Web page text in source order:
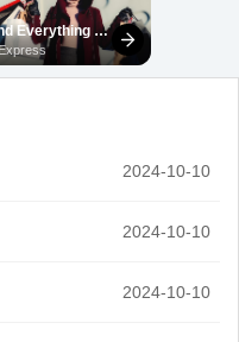
2024-10-10
2024-10-10
2024-10-10